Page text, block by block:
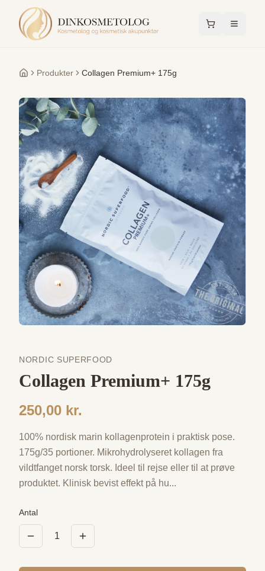
Forside
Produkter Collagen Premium+ 175g
NORDIC SUPERFOOD
Collagen Premium+ 175g
250,00 kr.
100% nordisk marin kollagenprotein i praktisk pose.
175g/35 portioner. Mikrohydrolyseret kollagen fra
vildtfanget norsk torsk. Ideel til rejse eller til at prøve
produktet. Klinisk bevist effekt på hu...
Antal
1